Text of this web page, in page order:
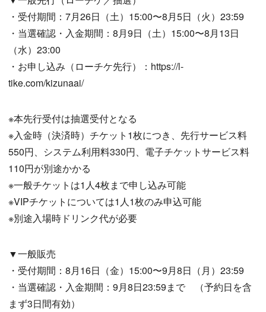
・受付期間：7月26日（土）15:00〜8月5日（火）23:59
・当選確認・入金期間：8月9日（土）15:00〜8月13日
（水）23:00
・お申し込み（ローチケ先行）：https://l-
tike.com/kizunaai/
※本先行受付は抽選受付となる
※入金時（決済時）チケット1枚につき、先行サービス料
550円、システム利用料330円、電子チケットサービス料
110円が別途かかる
※一般チケットは1人4枚まで申し込み可能
※VIPチケットについては1人1枚のみ申込可能
※別途入場時ドリンク代が必要
▼一般販売
・受付期間：8月16日（金）15:00〜9月8日（月）23:59
・当選確認・入金期間：9月8日23:59まで （予約日を含
まず3日間有効）